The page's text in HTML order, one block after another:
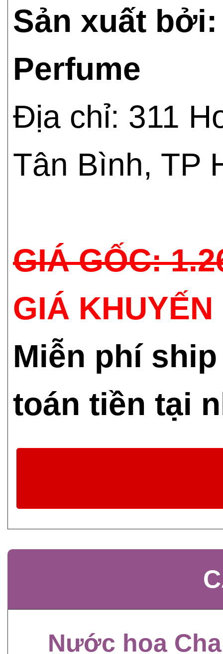
Sản xuất
Perfume
Địa chỉ: 311
Tân Bình, TP
GIÁ GỐC:
GIÁ
Miễn phí
toán tiền tại
Nước hoa